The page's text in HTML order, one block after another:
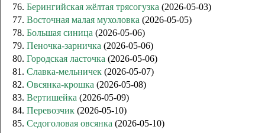
76. Берингийская жёлтая трясогузка (2026-05-03)
77. Восточная малая мухоловка (2026-05-05)
78. Большая синица (2026-05-06)
79. Пеночка-зарничка (2026-05-06)
80. Городская ласточка (2026-05-06)
81. Славка-мельничек (2026-05-07)
82. Овсянка-крошка (2026-05-08)
83. Вертишейка (2026-05-09)
84. Перевозчик (2026-05-10)
85. Седоголовая овсянка (2026-05-10)